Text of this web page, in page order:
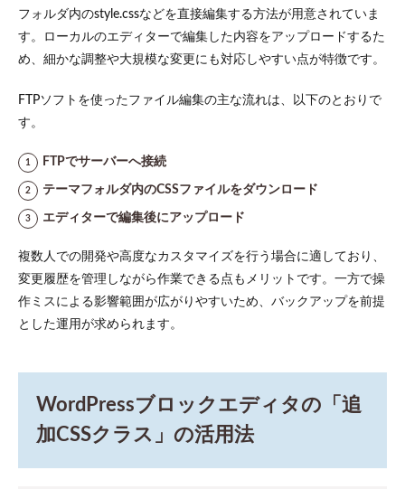
フォルダ内のstyle.cssなどを直接編集する方法が用意されていま
す。ローカルのエディターで編集した内容をアップロードするた
め、細かな調整や大規模な変更にも対応しやすい点が特徴です。
FTPソフトを使ったファイル編集の主な流れは、以下のとおりで
す。
FTPでサーバーへ接続
テーマフォルダ内のCSSファイルをダウンロード
エディターで編集後にアップロード
複数人での開発や高度なカスタマイズを行う場合に適しており、
変更履歴を管理しながら作業できる点もメリットです。一方で操
作ミスによる影響範囲が広がりやすいため、バックアップを前提
とした運用が求められます。
WordPressブロックエディタの「追
加CSSクラス」の活用法